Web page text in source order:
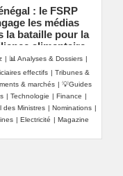
: le FSRP
les médias
la bataille pour la
alimentaire
| 📊 Analyses & Dossiers |
effectifs | Tribunes &
& marchés | 💡Guides
| Technologie | Finance |
des Ministres | Nominations |
| Electricité | Magazine